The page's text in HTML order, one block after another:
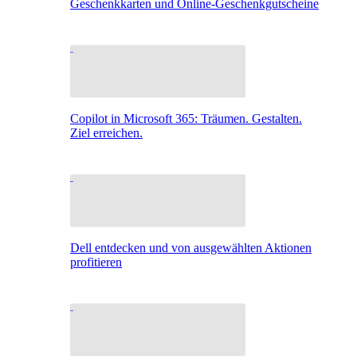
Geschenkkarten und Online-Geschenkgutscheine
Copilot in Microsoft 365: Träumen. Gestalten.
Ziel erreichen.
Dell entdecken und von ausgewählten Aktionen
profitieren